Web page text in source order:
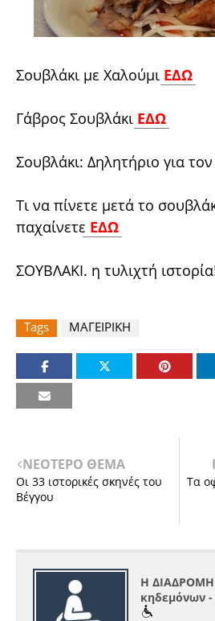
Σουβλάκι με Χαλούμι ΕΔΩ
Γάβρος Σουβλάκι ΕΔΩ
Σουβλάκι: Δηλητήριο για
Τι να πίνετε μετά το
παχαίνετε ΕΔΩ
ΣΟΥΒΛΑΚΙ. η τυλιχτή
Tags ΜΑΓΕΙΡΙΚΗ
ΝΕΟΤΕΡΟ ΘΕΜΑ
Οι 33 ιστορικές σκηνές του
Βέγγου
Τα
Η ΔΙΑΔΡΟΜΗ
κηδεμόνων